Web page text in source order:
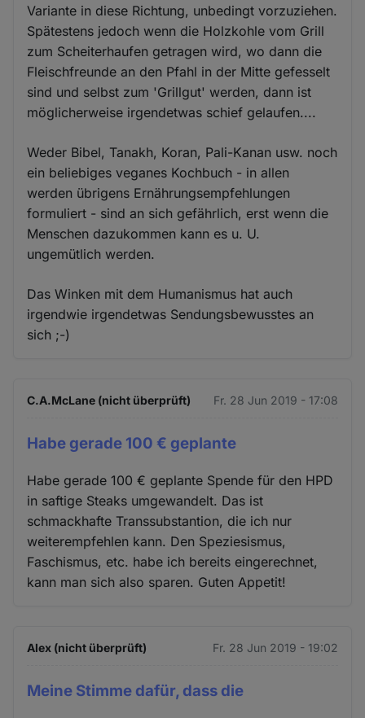
Variante in diese Richtung, unbedingt vorzuziehen.
Spätestens jedoch wenn die Holzkohle vom Grill
zum Scheiterhaufen getragen wird, wo dann die
Fleischfreunde an den Pfahl in der Mitte gefesselt
sind und selbst zum 'Grillgut' werden, dann ist
möglicherweise irgendetwas schief gelaufen....
Weder Bibel, Tanakh, Koran, Pali-Kanan usw. noch
ein beliebiges veganes Kochbuch - in allen
werden übrigens Ernährungsempfehlungen
formuliert - sind an sich gefährlich, erst wenn die
Menschen dazukommen kann es u. U.
ungemütlich werden.
Das Winken mit dem Humanismus hat auch
irgendwie irgendetwas Sendungsbewusstes an
sich ;-)
C.A.McLane (nicht überprüft) Fr. 28 Jun 2019 - 17:08
Habe gerade 100 € geplante
Habe gerade 100 € geplante Spende für den HPD
in saftige Steaks umgewandelt. Das ist
schmackhafte Transsubstantion, die ich nur
weiterempfehlen kann. Den Speziesismus,
Faschismus, etc. habe ich bereits eingerechnet,
kann man sich also sparen. Guten Appetit!
Alex (nicht überprüft) Fr. 28 Jun 2019 - 19:02
Meine Stimme dafür, dass die